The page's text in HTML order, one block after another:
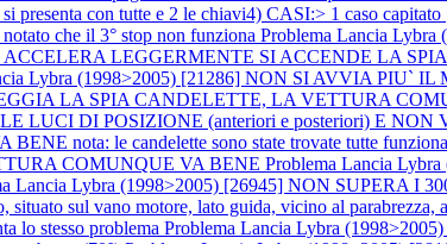
con tutte e 2 le chiavi4) CASI:> 1 caso
che il 3° stop non funziona Problema Lancia
ACCELERA LEGGERMENTE SI ACCENDE LA
Lybra (1998>2005) [21286] NON SI AVVIA PIU` IL
LA SPIA CANDELETTE, LA VETTURA
LUCI DI POSIZIONE (anteriori e posteriori) E NON
nota: le candelette sono state trovate tutte
COMUNQUE VA BENE Problema Lancia
Lancia Lybra (1998>2005) [26945] NON SUPERA I
sul vano motore, lato guida, vicino al
lo stesso problema Problema Lancia Lybra